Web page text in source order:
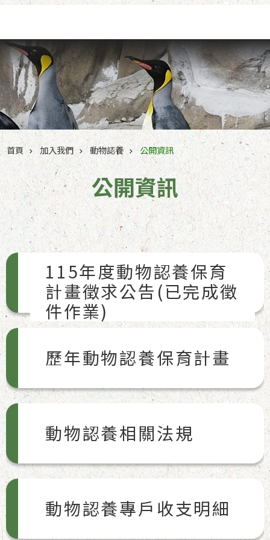
首頁 加入我們 動物認養 公開資訊
公開資訊
115年度動物認養保育
計畫徵求公告(已完成徵
件作業)
歷年動物認養保育計畫
動物認養相關法規
動物認養專戶收支明細